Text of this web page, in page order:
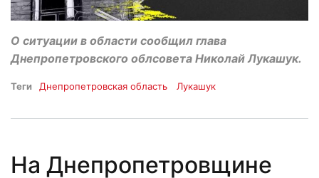
О ситуации в области сообщил глава
Днепропетровского облсовета Николай Лукашук.
Теги Днепропетровская область Лукашук
На Днепропетровщине